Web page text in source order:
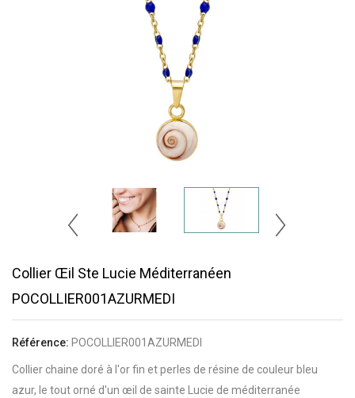
Exclusivité Web !
Collier Œil Ste Lucie Méditerranéen
POCOLLIER001AZURMEDI
Référence: POCOLLIER001AZURMEDI
Collier chaine doré à l'or fin et perles de résine de couleur bleu
azur, le tout orné d'un œil de sainte Lucie de méditerranée